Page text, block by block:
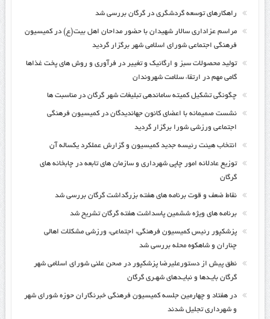
راهکارهای توسعه گردشگری در گرگان بررسی شد
مراسم عزاداری سالار شهیدان با حضور مداحان اهل بیت(ع) در کمیسیون
فرهنگی اجتماعی شورای اسلامی شهر برگزار گردید
تولید محصولات سبز و ارگانیک و تغییر در فرآوری و روش های پخت غذاها
گامی مهم در ارتقاء سلامت شهروندان
چگونگی تشکیل کمیته ساماندهی تبلیغات شهر گرگان در مناسبت ها
نشست صمیمانه با اعضای کانون جهاندیدگان در کمیسیون فرهنگی
اجتماعی ورزشی شورا برگزار گردید
انتخاب هیئت رئیسه جدید کمیسیون و گزارش عملکرد یکساله آن
توزیع عادلانه امور چاپی شهرداری و سازمان های تابعه در چابخانه های
گرگان
نقاط ضعف و قوت برنامه های هفته بزرگداشت گرگان بررسی شد
برنامه های ویژه ششمین پاسداشت هفته گرگان تشریح شد
پزشکپور رئیس کمیسیون فرهنگی، اجتماعی، ورزشی مشکلات اهالی
چناران و شاهکوه محله بررسی شد
نطق پیش از دستورعلیرضا پزشکپور در صحن علنی شورای اسلامی شهر
گرگان بایـدها و نبایـدهای شهـری گرگان
در هفتاد و چهارمین جلسه کمیسیون فرهنگی خبرنگاران حوزه شورای شهر
و شهرداری تجلیل شدند